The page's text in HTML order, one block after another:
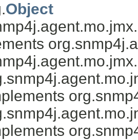
Object